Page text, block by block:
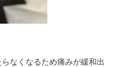
なくなるため痛みが緩和出